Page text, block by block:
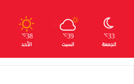
33
℃
الجمعة
39
℃
السبت
38
℃
الأحد